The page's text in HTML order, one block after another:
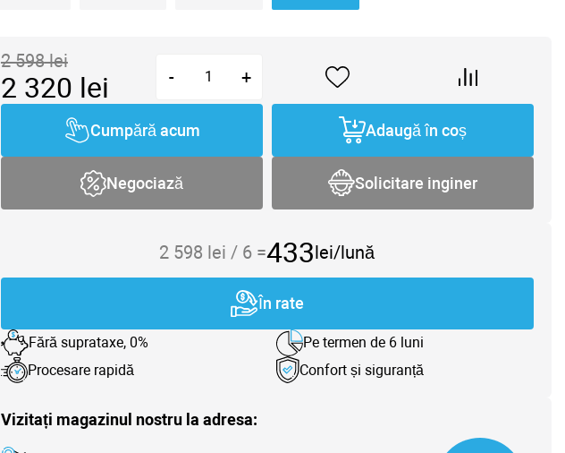
2 598lei
2 320 lei - +
Cumpără acum Adaugă în coș
Negociază Solicitare inginer
2 598 lei / 6 =433lei/lună
În rate
Fără suprataxe, 0%
Pe termen de 6 luni
Procesare rapidă
Confort și siguranță
Vizitați magazinul nostru la adresa: